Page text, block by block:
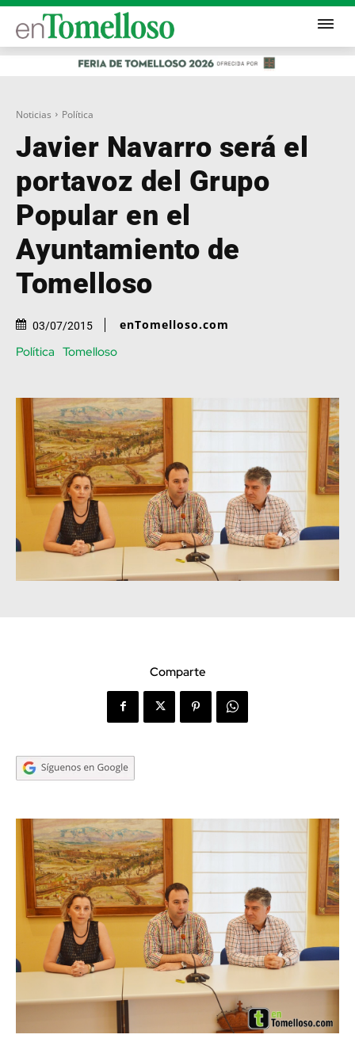
Noticias Política
Javier Navarro será el
portavoz del Grupo
Popular en el
Ayuntamiento de
Tomelloso
03/07/2015 enTomelloso.com
Política Tomelloso
Comparte